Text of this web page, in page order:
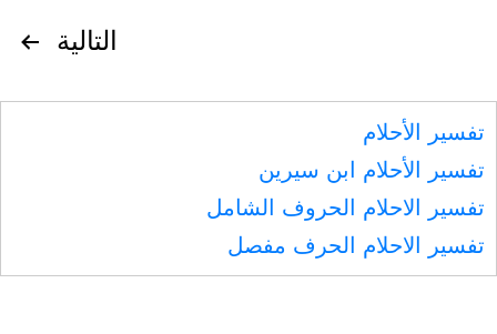
المقالات
التالية
تفسير الأحلام
تفسير الأحلام ابن سيرين
تفسير الاحلام الحروف الشامل
تفسير الاحلام الحرف مفصل